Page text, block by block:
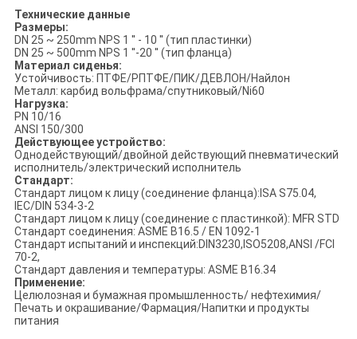
Технические данные
Размеры:
DN 25 ~ 250mm NPS 1 ′′ - 10 ′′ (тип пластинки)
DN 25 ~ 500mm NPS 1 ′′-20 ′′ (тип фланца)
Материал сиденья:
Устойчивость: ПТФЕ/РПТФЕ/ПИК/ДЕВЛОН/Найлон
Металл: карбид вольфрама/спутниковый/Ni60
Нагрузка:
PN 10/16
ANSI 150/300
Действующее устройство:
Однодействующий/двойной действующий пневматический
исполнитель/электрический исполнитель
Стандарт:
Стандарт лицом к лицу (соединение фланца):ISA S75.04,
IEC/DIN 534-3-2
Стандарт лицом к лицу (соединение с пластинкой): MFR STD
Стандарт соединения: ASME B16.5 / EN 1092-1
Стандарт испытаний и инспекций:DIN3230,ISO5208,ANSI /FCI
70-2,
Стандарт давления и температуры: ASME B16.34
Применение:
Целюлозная и бумажная промышленность/ нефтехимия/
Печать и окрашивание/Фармация/Напитки и продукты
питания